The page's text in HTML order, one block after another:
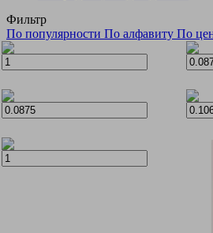
Фильтр
По популярности По алфавиту По